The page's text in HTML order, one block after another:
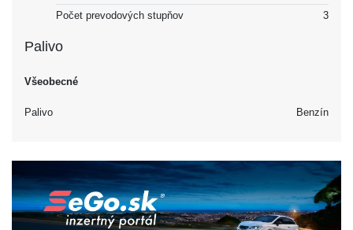
Počet prevodových stupňov
3
Palivo
Všeobecné
Palivo Benzín